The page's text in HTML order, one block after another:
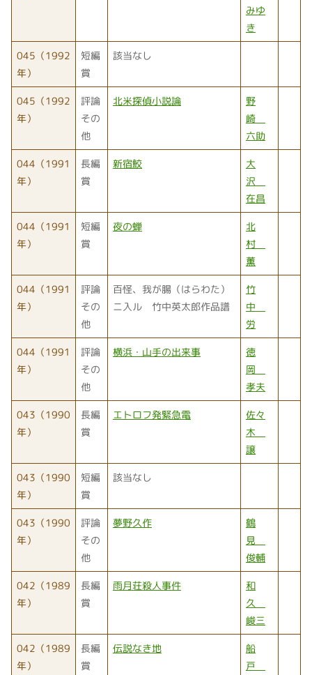
みゆ
き
045（1992
年）
短編
賞
該当なし
045（1992
年）
評論
その
他
北米探偵小説論
野
崎
六助
044（1991
年）
長編
賞
新宿鮫
大
沢
在昌
044（1991
年）
短編
賞
夜の蝉
北
村
薫
044（1991
年）
評論
その
他
百怪、我が腸（はらわた）
ニ入ル 竹中英太郎作品譜
竹
中
労
044（1991
年）
評論
その
他
横浜・山手の出来事
徳
岡
孝夫
043（1990
年）
長編
賞
エトロフ発緊急電
佐々
木
譲
043（1990
年）
短編
賞
該当なし
043（1990
年）
評論
その
他
夢野久作
鶴
見
俊輔
042（1989
年）
長編
賞
雨月荘殺人事件
和
久
峻三
042（1989
年）
長編
賞
伝説なき地
船
戸